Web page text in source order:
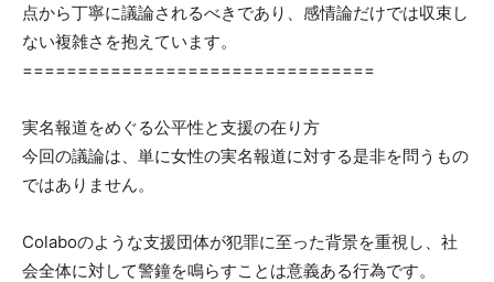
点から丁寧に議論されるべきであり、感情論だけでは収束し
ない複雑さを抱えています。
================================
実名報道をめぐる公平性と支援の在り方
今回の議論は、単に女性の実名報道に対する是非を問うもの
ではありません。
Colaboのような支援団体が犯罪に至った背景を重視し、社
会全体に対して警鐘を鳴らすことは意義ある行為です。